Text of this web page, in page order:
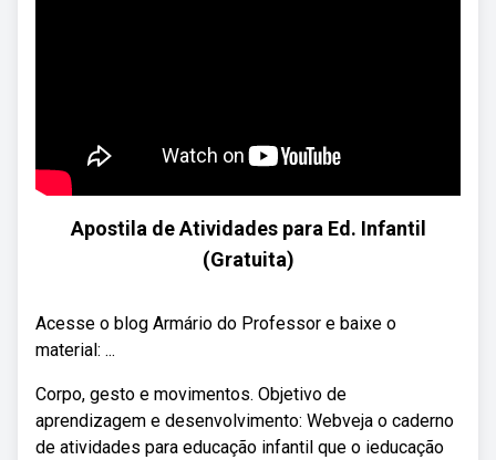
Apostila de Atividades para Ed. Infantil
(Gratuita)
Acesse o blog Armário do Professor e baixe o
material: ...
Corpo, gesto e movimentos. Objetivo de
aprendizagem e desenvolvimento: Webveja o caderno
de atividades para educação infantil que o ieducação